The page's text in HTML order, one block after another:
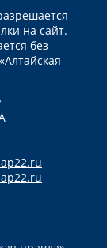
на сайт.
без